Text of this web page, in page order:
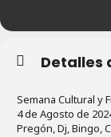
Detalles
Semana Cultural y
4 de Agosto de
Pregón, Dj, Bingo,